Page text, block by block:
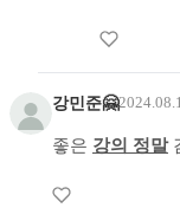
강민준🤗
좋은 강의 정말